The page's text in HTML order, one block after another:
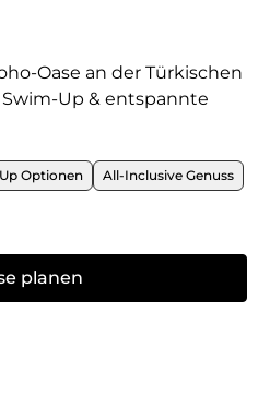
Oase an der Türkischen
Up & entspannte
Optionen
All-Inclusive Genuss
planen